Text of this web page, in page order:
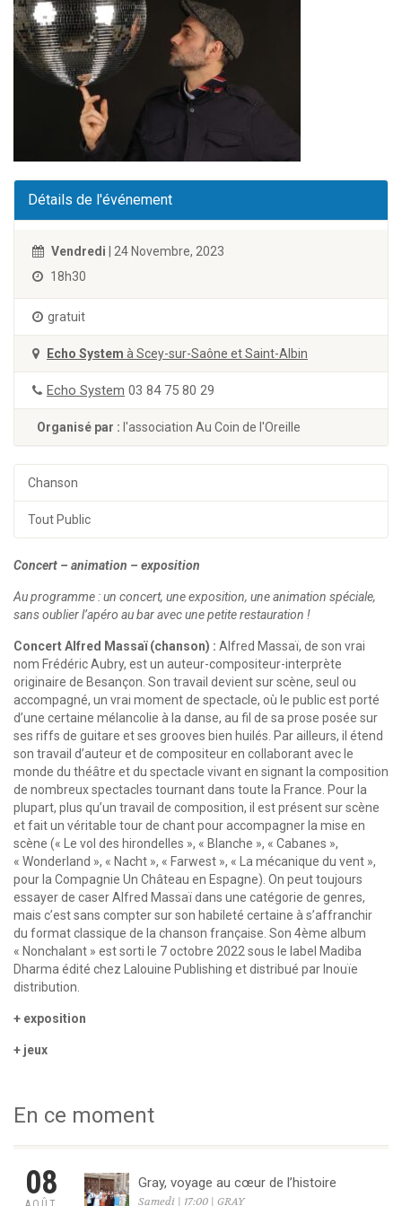
Détails de l'événement
Vendredi | 24 Novembre, 2023
18h30
gratuit
Echo System à Scey-sur-Saône et Saint-Albin
Echo System 03 84 75 80 29
Organisé par : l'association Au Coin de l'Oreille
Chanson
Tout Public
Concert – animation – exposition
Au programme : un concert, une exposition, une animation spéciale,
sans oublier l’apéro au bar avec une petite restauration !
Concert Alfred Massaï (chanson) : Alfred Massaï, de son vrai
nom Frédéric Aubry, est un auteur-compositeur-interprète
originaire de Besançon. Son travail devient sur scène, seul ou
accompagné, un vrai moment de spectacle, où le public est porté
d’une certaine mélancolie à la danse, au fil de sa prose posée sur
ses riffs de guitare et ses grooves bien huilés. Par ailleurs, il étend
son travail d’auteur et de compositeur en collaborant avec le
monde du théâtre et du spectacle vivant en signant la composition
de nombreux spectacles tournant dans toute la France. Pour la
plupart, plus qu’un travail de composition, il est présent sur scène
et fait un véritable tour de chant pour accompagner la mise en
scène (« Le vol des hirondelles », « Blanche », « Cabanes »,
« Wonderland », « Nacht », « Farwest », « La mécanique du vent »,
pour la Compagnie Un Château en Espagne). On peut toujours
essayer de caser Alfred Massaï dans une catégorie de genres,
mais c’est sans compter sur son habileté certaine à s’affranchir
du format classique de la chanson française. Son 4ème album
« Nonchalant » est sorti le 7 octobre 2022 sous le label Madiba
Dharma édité chez Lalouine Publishing et distribué par Inouïe
distribution.
+ exposition
+ jeux
En ce moment
08 Gray, voyage au cœur de l’histoire
Samedi | 17:00 | GRAY